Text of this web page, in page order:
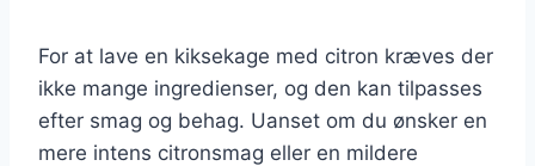
For at lave en kiksekage med citron kræves der
ikke mange ingredienser, og den kan tilpasses
efter smag og behag. Uanset om du ønsker en
mere intens citronsmag eller en mildere